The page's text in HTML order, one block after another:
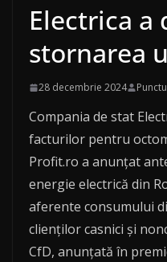
Electrica a
stornarea
28 decembrie 2024
Compania de stat
facturilor pentru
Profit.ro a anunțat
energie electrică din
aferente consumului
clienților casnici și
CfD, anunțată în